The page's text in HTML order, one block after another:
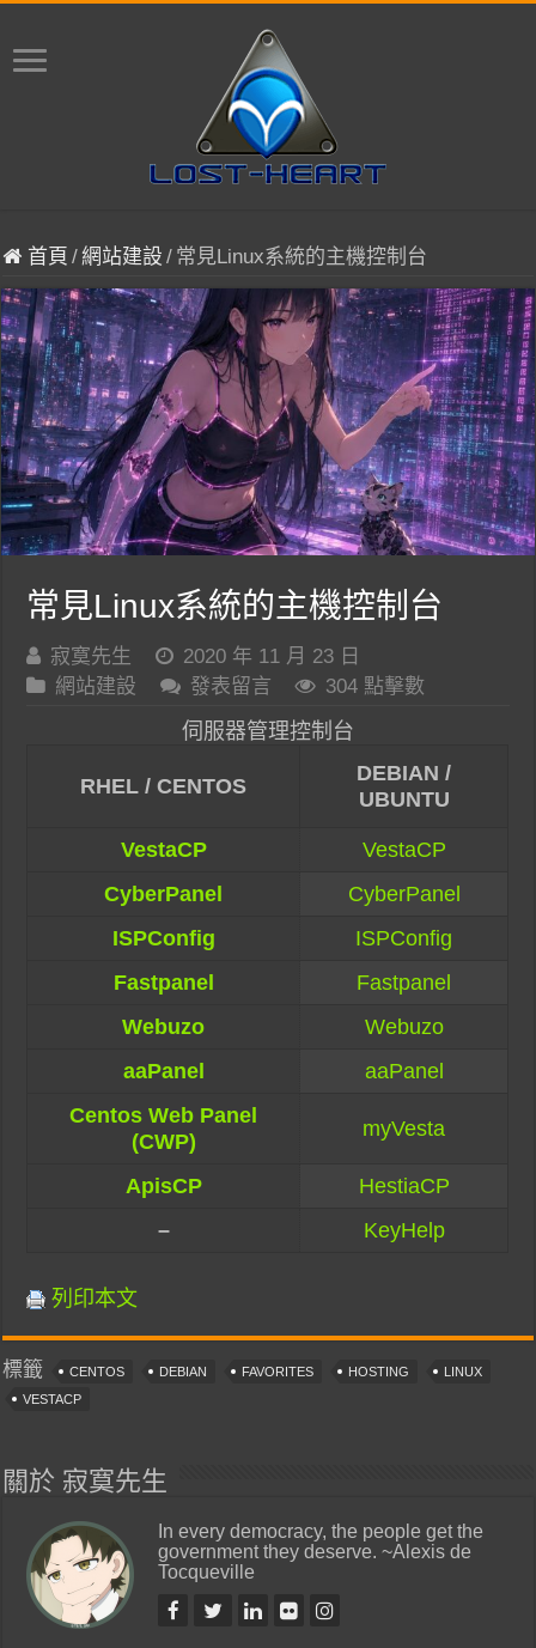
首頁 /網站建設 / 常見Linux系統的主機控制台
常見Linux系統的主機控制台
寂寞先生
2020 年 11 月 23 日
網站建設
發表留言 304 點擊數
伺服器管理控制台
RHEL / CENTOS
DEBIAN /
UBUNTU
VestaCP
VestaCP
CyberPanel
CyberPanel
ISPConfig
ISPConfig
Fastpanel
Fastpanel
Webuzo
Webuzo
aaPanel
aaPanel
Centos Web Panel
(CWP)
myVesta
ApisCP
HestiaCP
–
KeyHelp
列印本文
標籤 CENTOS DEBIAN FAVORITES HOSTING
LINUX
VESTACP
關於 寂寞先生
In every democracy, the people get the
government they deserve. ~Alexis de
Tocqueville